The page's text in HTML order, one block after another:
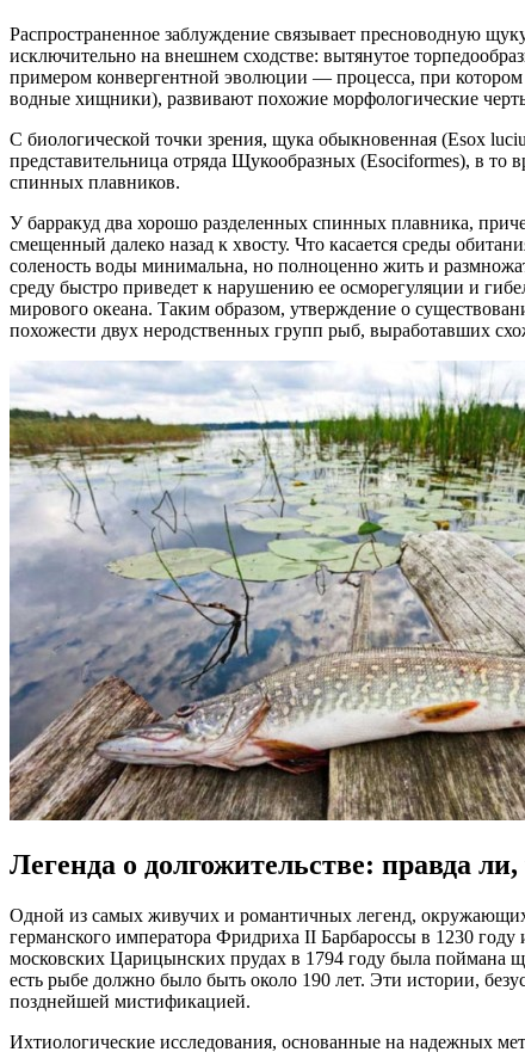
Распространенное заблуждение связывает пресноводную
исключительно на внешнем сходстве: вытянутое
примером конвергентной эволюции — процесса, при
водные хищники), развивают похожие морфологические
С биологической точки зрения, щука обыкновенная (Esox
представительница отряда Щукообразных (Esociformes), в
спинных плавников.
У барракуд два хорошо разделенных спинных плавника,
смещенный далеко назад к хвосту. Что касается среды
соленость воды минимальна, но полноценно жить и
среду быстро приведет к нарушению ее осморегуляции и
мирового океана. Таким образом, утверждение о
похожести двух неродственных групп рыб, выработавших
Легенда о долгожительстве: правда
Одной из самых живучих и романтичных легенд, окружающих
германского императора Фридриха II Барбароссы в 1230
московских Царицынских прудах в 1794 году была поймана
есть рыбе должно было быть около 190 лет. Эти истории,
позднейшей мистификацией.
Ихтиологические исследования, основанные на надежных